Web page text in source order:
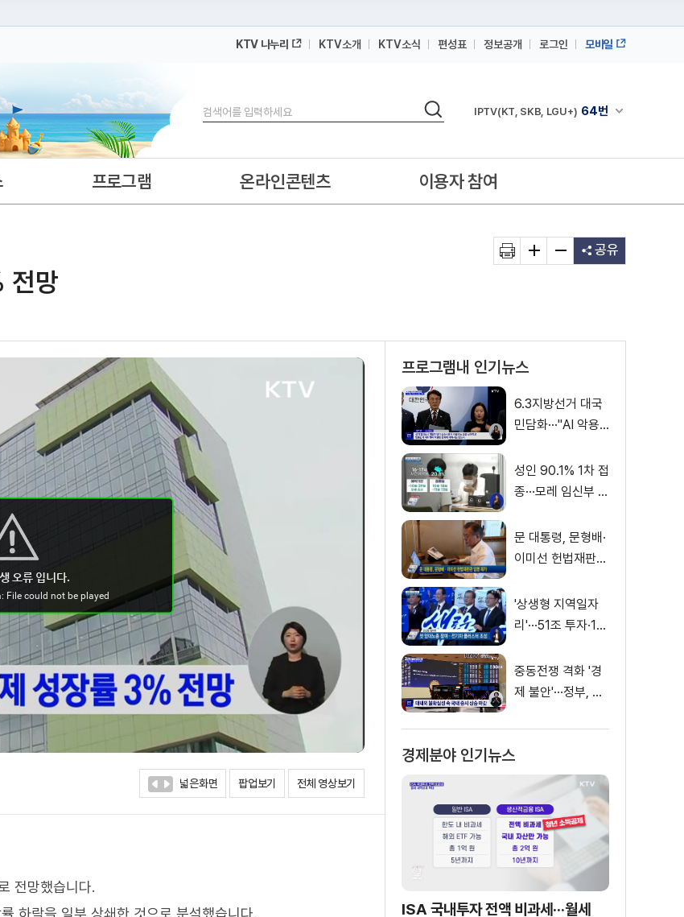
도메인 주소를 확인해 보세요
KTV 나누리 KTV소개 KTV소식 편성표 정보공개 로그인 모바일
검색
검색 채널안내 펼쳐
IPTV(KT, SKB, LGU+) 64번
IPTV(KT, SKB, LGU+)
프로그램 온라인콘텐츠 이용자 참여
전망
공유
넓은화면 팝업보기 전체 영상보기
전망했습니다.
하락을 일부 상쇄한 것으로 분석했습니다.
프로그램내 인기뉴스
6.3지방선거 대국
민담화···"AI 악용
성인 90.1% 1차 접
종···모레 임신부 사
문 대통령, 문형배·
이미선 헌법재판관
'상생형 지역일자
리'···51조 투자·13
중동전쟁 격화 '경
제 불안'···정부, 금
소화
경제분야 인기뉴스
ISA 국내투자 전액 비과세···월세